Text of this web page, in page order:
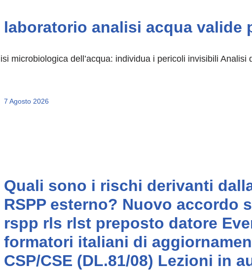
laboratorio analisi acqua valide
microbiologica dell’acqua: individua i pericoli invisibili
7 Agosto 2026
Quali sono i rischi derivanti
RSPP esterno? Nuovo accordo
rspp rls rlst preposto datore
formatori italiani di
CSP/CSE (DL.81/08) Lezioni in